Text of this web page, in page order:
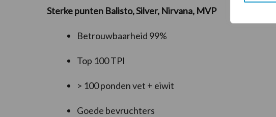
Sterke punten Balisto, Silver, Nirvana, MVP
Betrouwbaarheid 99%
Top 100 TPI
> 100 ponden vet + eiwit
Goede bevruchters